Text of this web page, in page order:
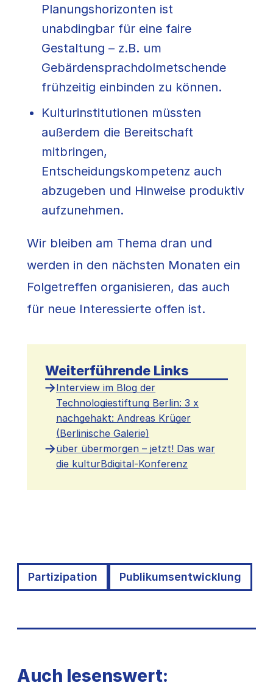
Planungshorizonten ist
unabdingbar für eine faire
Gestaltung – z.B. um
Gebärdensprachdolmetschende
frühzeitig einbinden zu können.
Kulturinstitutionen müssten
außerdem die Bereitschaft
mitbringen,
Entscheidungskompetenz auch
abzugeben und Hinweise produktiv
aufzunehmen.
Wir bleiben am Thema dran und
werden in den nächsten Monaten ein
Folgetreffen organisieren, das auch
für neue Interessierte offen ist.
Weiterführende Links
Interview im Blog der
Technologiestiftung Berlin: 3 x
nachgehakt: Andreas Krüger
(Berlinische Galerie)
über übermorgen – jetzt! Das war
die kulturBdigital-Konferenz
Partizipation Publikumsentwicklung
Auch lesenswert: